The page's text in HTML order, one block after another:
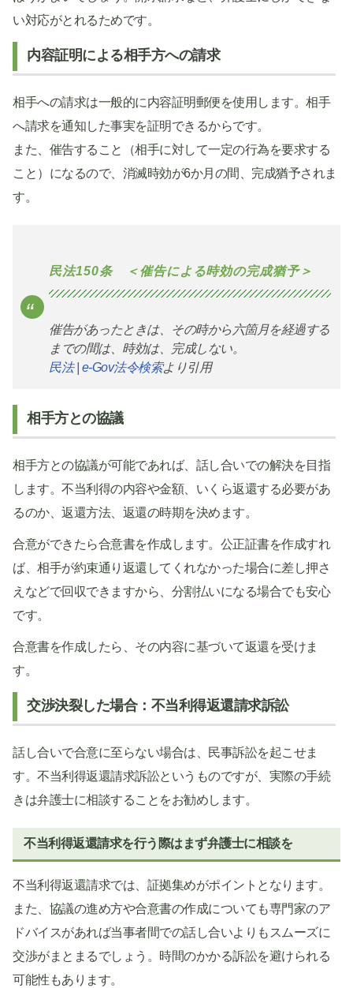
い対応がとれるためです。
内容証明による相手方への請求
相手への請求は一般的に内容証明郵便を使用します。相手
へ請求を通知した事実を証明できるからです。
また、催告すること（相手に対して一定の行為を要求する
こと）になるので、消滅時効が6か月の間、完成猶予されま
す。
民法150条 ＜催告による時効の完成猶予＞
催告があったときは、その時から六箇月を経過する
までの間は、時効は、完成しない。
民法 | e-Gov法令検索より引用
相手方との協議
相手方との協議が可能であれば、話し合いでの解決を目指
します。不当利得の内容や金額、いくら返還する必要があ
るのか、返還方法、返還の時期を決めます。
合意ができたら合意書を作成します。公正証書を作成すれ
ば、相手が約束通り返還してくれなかった場合に差し押さ
えなどで回収できますから、分割払いになる場合でも安心
です。
合意書を作成したら、その内容に基づいて返還を受けま
す。
交渉決裂した場合：不当利得返還請求訴訟
話し合いで合意に至らない場合は、民事訴訟を起こせま
す。不当利得返還請求訴訟というものですが、実際の手続
きは弁護士に相談することをお勧めします。
不当利得返還請求を行う際はまず弁護士に相談を
不当利得返還請求では、証拠集めがポイントとなります。
また、協議の進め方や合意書の作成についても専門家のア
ドバイスがあれば当事者間での話し合いよりもスムーズに
交渉がまとまるでしょう。時間のかかる訴訟を避けられる
可能性もあります。